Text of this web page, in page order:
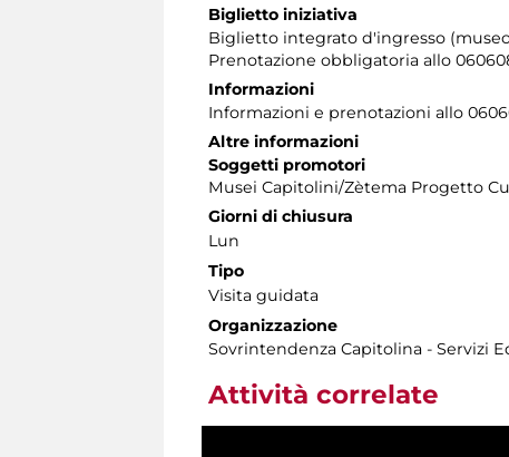
Biglietto iniziativa
Biglietto integrato d'ingresso
Prenotazione obbligatoria allo
Informazioni
Informazioni e prenotazioni allo
Altre informazioni
Soggetti promotori
Musei Capitolini/Zètema Progetto
Giorni di chiusura
Lun
Tipo
Visita guidata
Organizzazione
Sovrintendenza Capitolina - Servizi
Attività correlate